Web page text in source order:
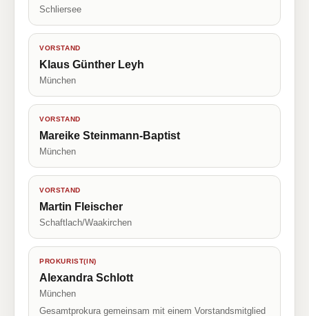
Schliersee
VORSTAND
Klaus Günther Leyh
München
VORSTAND
Mareike Steinmann-Baptist
München
VORSTAND
Martin Fleischer
Schaftlach/Waakirchen
PROKURIST(IN)
Alexandra Schlott
München
Gesamtprokura gemeinsam mit einem Vorstandsmitglied